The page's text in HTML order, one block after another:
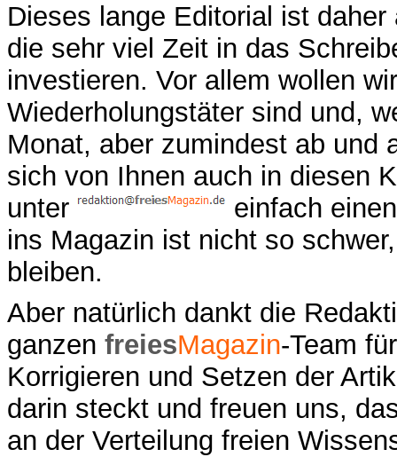
Dieses lange Editorial ist
die sehr viel Zeit in das
investieren. Vor allem wollen
Wiederholungstäter sind und,
Monat, aber zumindest ab und
sich von Ihnen auch in diesen
unter
einfach
ins Magazin ist nicht so
bleiben.
Aber natürlich dankt die
ganzen freiesMagazin-Team
Korrigieren und Setzen der
darin steckt und freuen uns,
an der Verteilung freien